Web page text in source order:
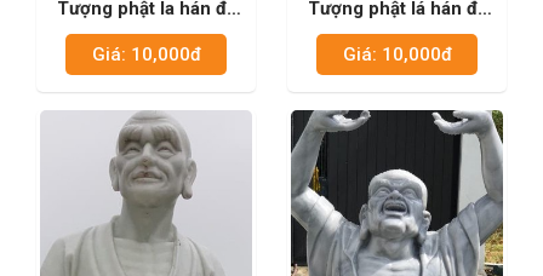
Tượng phật la hán đá
trắng sữa 02
Giá: 10,000đ
Tượng phật lá hán đá
trắng sữa 05
Giá: 10,000đ